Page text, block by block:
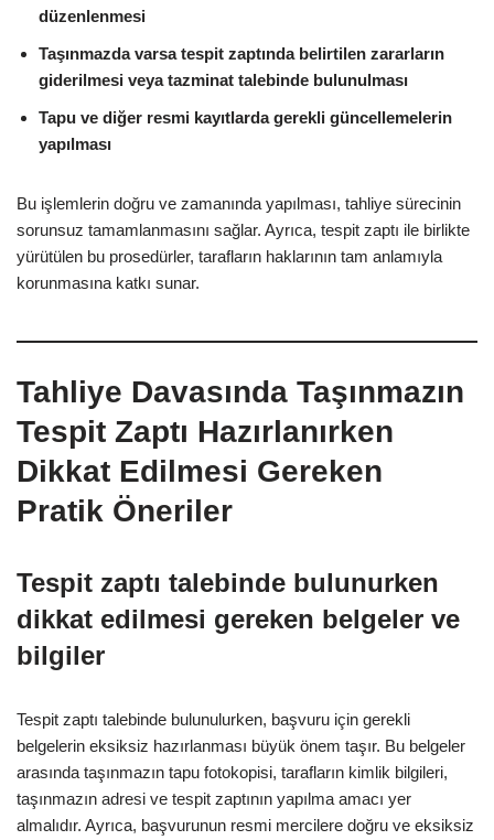
düzenlenmesi
Taşınmazda varsa tespit zaptında belirtilen zararların
giderilmesi veya tazminat talebinde bulunulması
Tapu ve diğer resmi kayıtlarda gerekli güncellemelerin
yapılması
Bu işlemlerin doğru ve zamanında yapılması, tahliye sürecinin
sorunsuz tamamlanmasını sağlar. Ayrıca, tespit zaptı ile birlikte
yürütülen bu prosedürler, tarafların haklarının tam anlamıyla
korunmasına katkı sunar.
Tahliye Davasında Taşınmazın
Tespit Zaptı Hazırlanırken
Dikkat Edilmesi Gereken
Pratik Öneriler
Tespit zaptı talebinde bulunurken
dikkat edilmesi gereken belgeler ve
bilgiler
Tespit zaptı talebinde bulunulurken, başvuru için gerekli
belgelerin eksiksiz hazırlanması büyük önem taşır. Bu belgeler
arasında taşınmazın tapu fotokopisi, tarafların kimlik bilgileri,
taşınmazın adresi ve tespit zaptının yapılma amacı yer
almalıdır. Ayrıca, başvurunun resmi mercilere doğru ve eksiksiz